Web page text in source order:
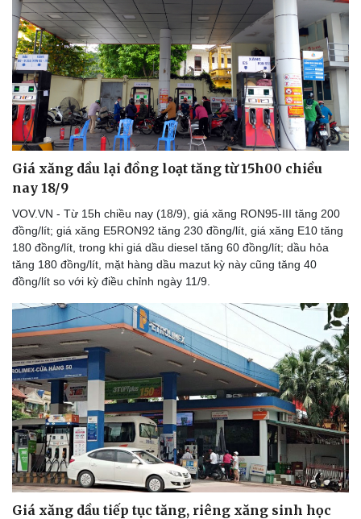
Thể thao
Bóng đá
Lịch thi đấu bóng đá
Thế giới thể thao
Hậu trường
Ô tô - Xe máy
Ô tô
Xe máy
Tư vấn
Giá xăng dầu lại đồng loạt tăng từ 15h00 chiều
nay 18/9
VOV.VN - Từ 15h chiều nay (18/9), giá xăng RON95-III tăng 200
đồng/lít; giá xăng E5RON92 tăng 230 đồng/lít, giá xăng E10 tăng
180 đồng/lít, trong khi giá dầu diesel tăng 60 đồng/lít; dầu hỏa
tăng 180 đồng/lít, mặt hàng dầu mazut kỳ này cũng tăng 40
đồng/lít so với kỳ điều chỉnh ngày 11/9.
Giá xăng dầu tiếp tục tăng, riêng xăng sinh học